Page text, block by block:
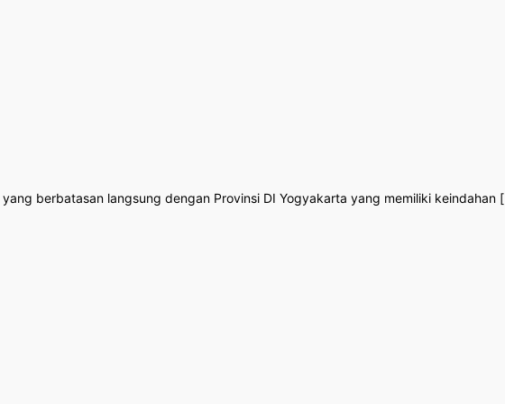
berbatasan langsung dengan Provinsi DI Yogyakarta yang memiliki keindahan